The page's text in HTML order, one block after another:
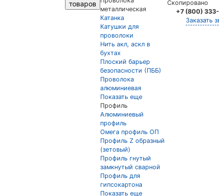
товаров
металлическая
Катанка
Катушки для
проволоки
Нить акл, аскл в
бухтах
Плоский барьер
безопасности (ПББ)
Проволока
алюминиевая
Показать еще
Профиль
Алюминиевый
профиль
Омега профиль ОП
Профиль Z образный
(зетовый)
Профиль гнутый
замкнутый сварной
Профиль для
гипсокартона
Показать еще
Скопировано
+7 (800)
Заказать